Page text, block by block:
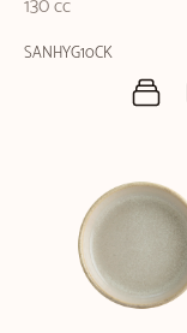
130 cc
SANHYG10CK